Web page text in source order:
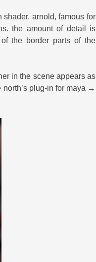
shader. arnold, famous for
the amount of detail is
the border parts of the
in the scene appears as
plug-in for maya →